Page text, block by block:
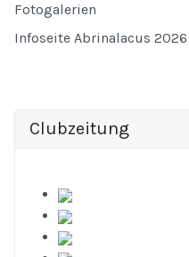
Fotogalerien
Infoseite Abrinalacus 2026
Clubzeitung